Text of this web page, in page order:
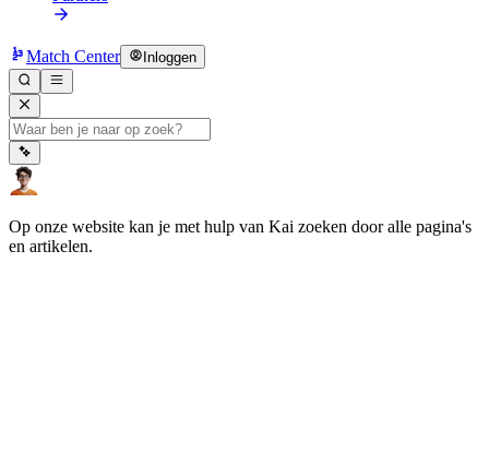
Match Center Inloggen
Op onze website kan je met hulp van Kai zoeken door alle pagina's
en artikelen.